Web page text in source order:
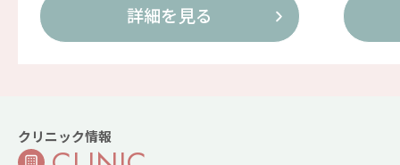
詳細を見る
クリニック情報